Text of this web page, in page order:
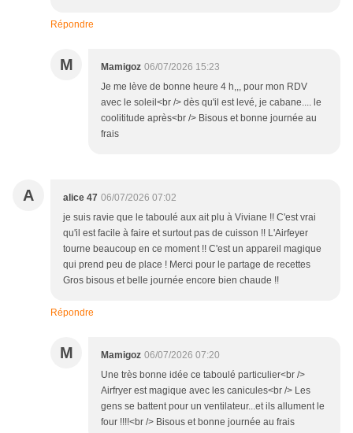
Répondre
M Mamigoz 06/07/2026 15:23
Je me lève de bonne heure 4 h,,, pour mon RDV
avec le soleil<br /> dès qu'il est levé, je cabane.... le
coolititude après<br /> Bisous et bonne journée au
frais
A alice 47 06/07/2026 07:02
je suis ravie que le taboulé aux ait plu à Viviane !! C'est vrai
qu'il est facile à faire et surtout pas de cuisson !! L'Airfeyer
tourne beaucoup en ce moment !! C'est un appareil magique
qui prend peu de place ! Merci pour le partage de recettes
Gros bisous et belle journée encore bien chaude !!
Répondre
M Mamigoz 06/07/2026 07:20
Une très bonne idée ce taboulé particulier<br />
Airfryer est magique avec les canicules<br /> Les
gens se battent pour un ventilateur...et ils allument le
four !!!!<br /> Bisous et bonne journée au frais